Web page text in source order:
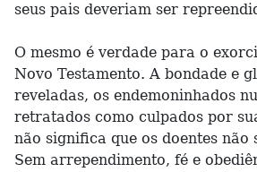
seus pais deveriam ser
O mesmo é verdade para o
Novo Testamento. A bondade e
reveladas, os endemoninhados
retratados como culpados por
não significa que os doentes não
Sem arrependimento, fé e